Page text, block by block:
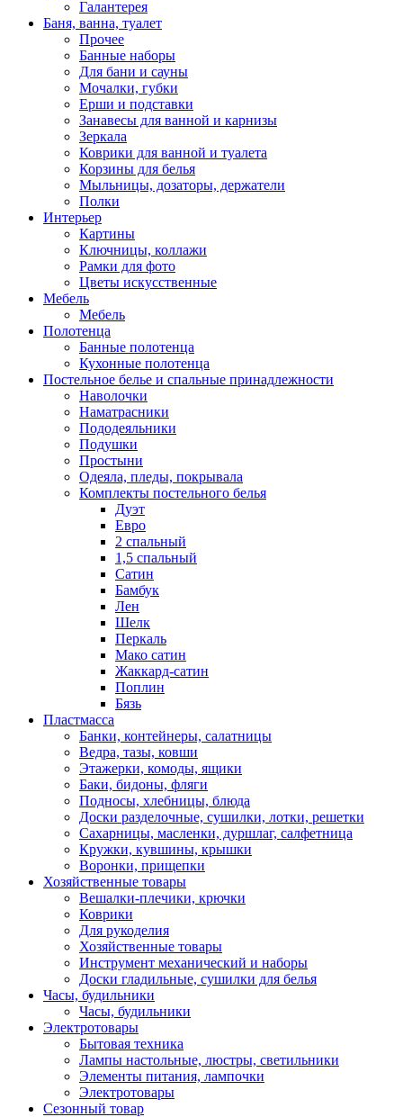
Галантерея
Баня, ванна, туалет
Прочее
Банные наборы
Для бани и сауны
Мочалки, губки
Ерши и подставки
Занавесы для ванной и карнизы
Зеркала
Коврики для ванной и туалета
Корзины для белья
Мыльницы, дозаторы, держатели
Полки
Интерьер
Картины
Ключницы, коллажи
Рамки для фото
Цветы искусственные
Мебель
Мебель
Полотенца
Банные полотенца
Кухонные полотенца
Постельное белье и спальные принадлежности
Наволочки
Наматрасники
Пододеяльники
Подушки
Простыни
Одеяла, пледы, покрывала
Комплекты постельного белья
Дуэт
Евро
2 спальный
1,5 спальный
Сатин
Бамбук
Лен
Шелк
Перкаль
Мако сатин
Жаккард-сатин
Поплин
Бязь
Пластмасса
Банки, контейнеры, салатницы
Ведра, тазы, ковши
Этажерки, комоды, ящики
Баки, бидоны, фляги
Подносы, хлебницы, блюда
Доски разделочные, сушилки, лотки, решетки
Сахарницы, масленки, дуршлаг, салфетница
Кружки, кувшины, крышки
Воронки, прищепки
Хозяйственные товары
Вешалки-плечики, крючки
Коврики
Для рукоделия
Хозяйственные товары
Инструмент механический и наборы
Доски гладильные, сушилки для белья
Часы, будильники
Часы, будильники
Электротовары
Бытовая техника
Лампы настольные, люстры, светильники
Элементы питания, лампочки
Электротовары
Сезонный товар